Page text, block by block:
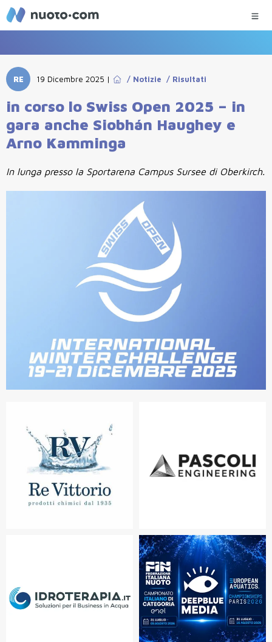
RE 19 Dicembre 2025 | / Notizie / Risultati
in corso lo Swiss Open 2025 – in
gara anche Siobhán Haughey e
Arno Kamminga
In lunga presso la Sportarena Campus Sursee di Oberkirch.